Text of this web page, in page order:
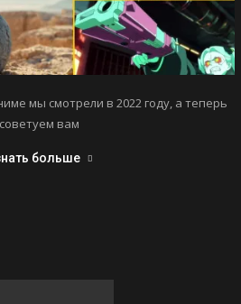
мы смотрели в 2022 году, а теперь
советуем вам
больше